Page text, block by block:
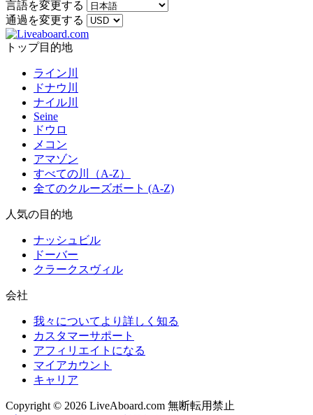
言語を変更する
通過を変更する
トップ目的地
ライン川
ドナウ川
ナイル川
Seine
ドウロ
メコン
アマゾン
すべての川（A-Z）
全てのクルーズボート (A-Z)
人気の目的地
ナッシュビル
ドーバー
クラークスヴィル
会社
我々についてより詳しく知る
カスタマーサポート
アフィリエイトになる
マイアカウント
キャリア
Copyright © 2026 LiveAboard.com 無断転用禁止